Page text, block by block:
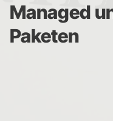
Managed
Paketen